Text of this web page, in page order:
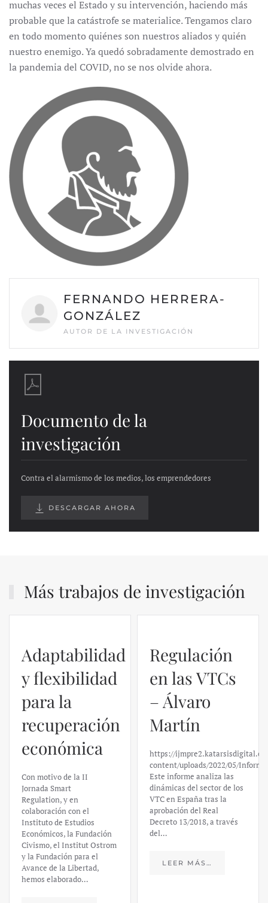
muchas veces el Estado y su intervención, haciendo más
probable que la catástrofe se materialice. Tengamos claro
en todo momento quiénes son nuestros aliados y quién
nuestro enemigo. Ya quedó sobradamente demostrado en
la pandemia del COVID, no se nos olvide ahora.
FERNANDO HERRERA-
GONZÁLEZ
AUTOR DE LA INVESTIGACIÓN
Documento de la
investigación
Contra el alarmismo de los medios, los emprendedores
DESCARGAR AHORA
Más trabajos de investigación
Adaptabilidad
y flexibilidad
para la
recuperación
económica
Con motivo de la II
Jornada Smart
Regulation, y en
colaboración con el
Instituto de Estudios
Económicos, la Fundación
Civismo, el Institut Ostrom
y la Fundación para el
Avance de la Libertad,
hemos elaborado…
Regulación
en las VTCs
– Álvaro
Martín
https://
content/uploads/2022/05/
Este informe analiza las
dinámicas del sector de los
VTC en España tras la
aprobación del Real
Decreto 13/2018, a través
del…
LEER MÁS…